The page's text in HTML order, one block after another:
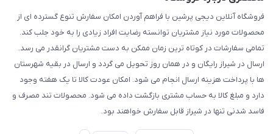
فروشگاه آنلاین دیجی پرشین با فراهم آوردن امکان سفارش تنوع گسترده ای از
محصولات مورد نیاز مشتریان توانسته رضایت افراد زیادی را به خود جلب کند.
تمامی سفارشات در کوتاه ترین زمان ممکن به دست مشتریان گرانقدر می رسد.
ارسال در شیراز رایگان و در همان روز تحویل می گردد و ارسال در بقیه شهرستان
ها با پرداخت هزینه ارسال انجام می شود. امکان عودت کالا تا یک هفته وجود
دارد و مبلغ کالا به حساب مشتری بازگشت داده می شود. محصولات تند مصرف و
فاسد شدنی تنها در شیراز قابل سفارش خواهند بود.